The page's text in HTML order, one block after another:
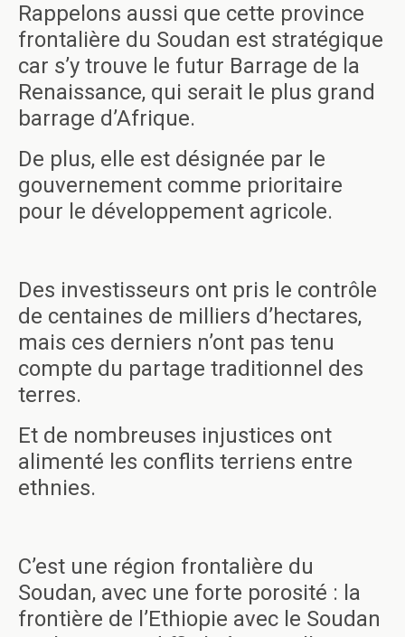
Rappelons aussi que cette province
frontalière du Soudan est stratégique
car s’y trouve le futur Barrage de la
Renaissance, qui serait le plus grand
barrage d’Afrique.
De plus, elle est désignée par le
gouvernement comme prioritaire
pour le développement agricole.
Des investisseurs ont pris le contrôle
de centaines de milliers d’hectares,
mais ces derniers n’ont pas tenu
compte du partage traditionnel des
terres.
Et de nombreuses injustices ont
alimenté les conflits terriens entre
ethnies.
C’est une région frontalière du
Soudan, avec une forte porosité : la
frontière de l’Ethiopie avec le Soudan